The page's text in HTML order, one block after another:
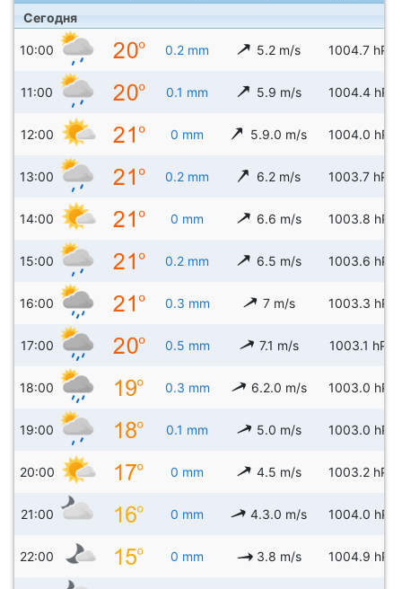
Сегодня
10:00 0.2 mm 5.2 m/s 1004.7 hPa
11:00 0.1 mm 5.9 m/s 1004.4 hPa
12:00 0 mm 5.9.0 m/s 1004.0 hPa
13:00 0.2 mm 6.2 m/s 1003.7 hPa
14:00 0 mm 6.6 m/s 1003.8 hPa
15:00 0.2 mm 6.5 m/s 1003.6 hPa
16:00 0.3 mm 7 m/s 1003.3 hPa
17:00 0.5 mm 7.1 m/s 1003.1 hPa
18:00 0.3 mm 6.2.0 m/s 1003.0 hPa
19:00 0.1 mm 5.0 m/s 1003.0 hPa
20:00 0 mm 4.5 m/s 1003.2 hPa
21:00 0 mm 4.3.0 m/s 1004.0 hPa
22:00 0 mm 3.8 m/s 1004.9 hPa